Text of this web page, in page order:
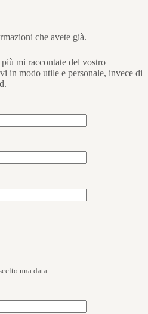
che avete già.
mi raccontate del vostro
in modo utile e personale, invece di
una data.